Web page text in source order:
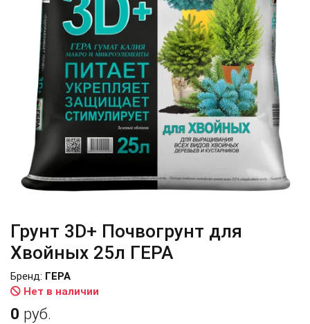
Грунт 3D+ Почвогрунт для
Хвойных 25л ГЕРА
Нет в наличии
Бренд: ГЕРА
0 руб.